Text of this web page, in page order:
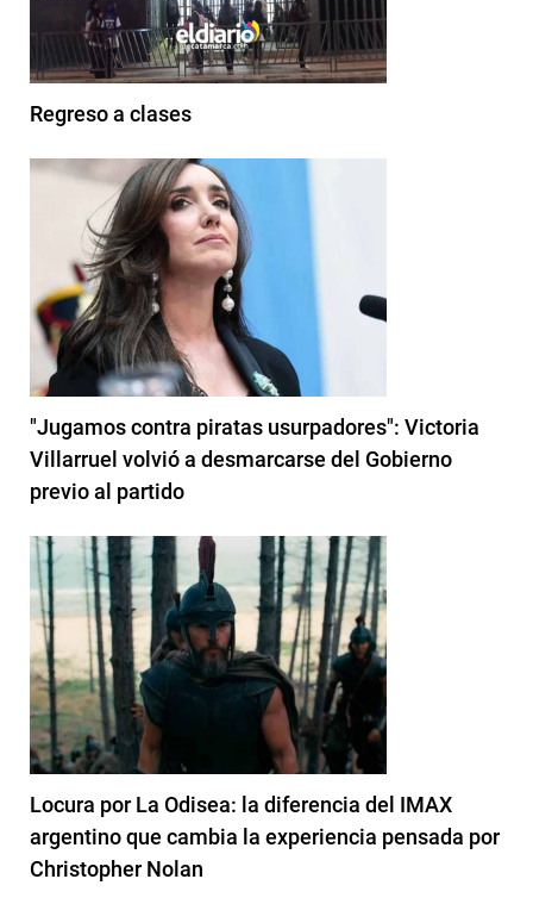
Regreso a clases
"Jugamos contra piratas usurpadores": Victoria
Villarruel volvió a desmarcarse del Gobierno
previo al partido
Locura por La Odisea: la diferencia del IMAX
argentino que cambia la experiencia pensada por
Christopher Nolan